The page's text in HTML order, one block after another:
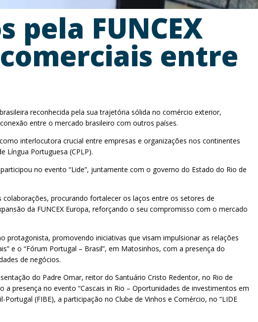
pela FUNCEX
entre
reconhecida pela sua trajetória sólida no comércio exterior,
entre o mercado brasileiro com outros países.
interlocutora crucial entre empresas e organizações nos continentes
Língua Portuguesa (CPLP).
no evento “Lide”, juntamente com o governo do Estado do Rio de
procurando fortalecer os laços entre os setores de
da FUNCEX Europa, reforçando o seu compromisso com o mercado
protagonista, promovendo iniciativas que visam impulsionar as relações
e o “Fórum Portugal – Brasil”, em Matosinhos, com a presença do
de negócios.
do Padre Omar, reitor do Santuário Cristo Redentor, no Rio de
presença no evento “Cascais in Rio – Oportunidades de investimentos em
(FIBE), a participação no Clube de Vinhos e Comércio, no “LIDE